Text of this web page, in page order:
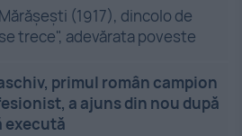
(1917), dincolo de
trece", adevărata poveste
primul român campion
a ajuns din nou după
execută